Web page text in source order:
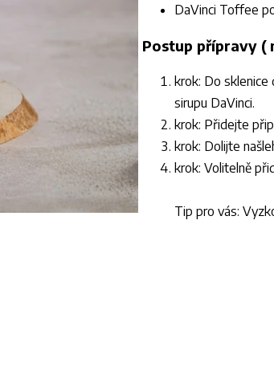
DaVinci Toffee
Postup přípravy (
krok: Do sklenice
sirupu DaVinci.
krok: Přidejte
krok: Dolijte
krok: Volitelně
Tip pro vás: